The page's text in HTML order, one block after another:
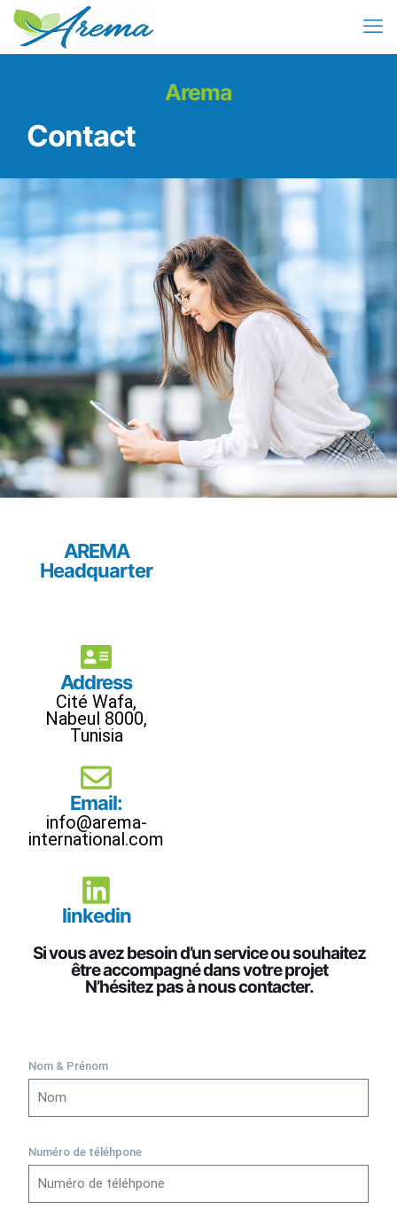
Arema
Contact
AREMA
Headquarter
Address
Cité Wafa,
Nabeul 8000,
Tunisia
Email:
info@arema-
international.com
linkedin
Si vous avez besoin d’un service ou souhaitez
être accompagné dans votre projet
N’hésitez pas à nous contacter.
Nom & Prénom
Numéro de téléhpone